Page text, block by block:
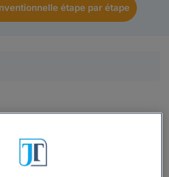
étape par étape
: modifier les règles
chômage après une